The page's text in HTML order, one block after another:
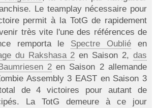
Le teamplay nécessaire pour
permit à la TotG de rapidement
très vite l'une des références de
remporta le Spectre Oublié en
du Rakshasa 2 en Saison 2,das
2en Saison 2 allemande
Assembly 3 EAST en Saison 3
de 4 victoires pour autant de
La TotG demeure à ce jour